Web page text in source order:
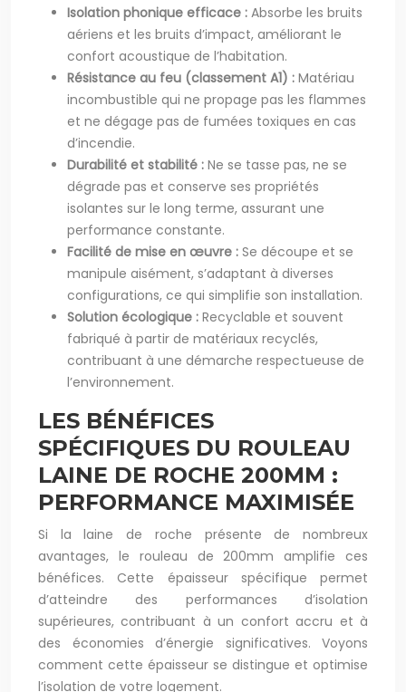
Isolation phonique efficace : Absorbe les bruits
aériens et les bruits d’impact, améliorant le
confort acoustique de l’habitation.
Résistance au feu (classement A1) : Matériau
incombustible qui ne propage pas les flammes
et ne dégage pas de fumées toxiques en cas
d’incendie.
Durabilité et stabilité : Ne se tasse pas, ne se
dégrade pas et conserve ses propriétés
isolantes sur le long terme, assurant une
performance constante.
Facilité de mise en œuvre : Se découpe et se
manipule aisément, s’adaptant à diverses
configurations, ce qui simplifie son installation.
Solution écologique : Recyclable et souvent
fabriqué à partir de matériaux recyclés,
contribuant à une démarche respectueuse de
l’environnement.
LES BÉNÉFICES
SPÉCIFIQUES DU ROULEAU
LAINE DE ROCHE 200MM :
PERFORMANCE MAXIMISÉE
Si la laine de roche présente de nombreux
avantages, le rouleau de 200mm amplifie ces
bénéfices. Cette épaisseur spécifique permet
d’atteindre des performances d’isolation
supérieures, contribuant à un confort accru et à
des économies d’énergie significatives. Voyons
comment cette épaisseur se distingue et optimise
l’isolation de votre logement.